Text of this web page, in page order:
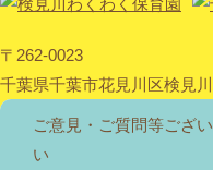
〒262-0023
千葉県千葉市花見川区検見
ご意見・ご質問等ござ
い